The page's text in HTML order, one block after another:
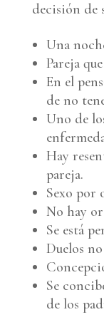
decisión de
Una
Pareja
En el
de no
Uno de
Hay
pareja.
Sexo por
No hay
Se está
Duelos
Se
de los